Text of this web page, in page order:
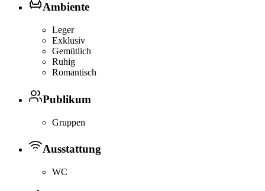
Ambiente
Leger
Exklusiv
Gemütlich
Ruhig
Romantisch
Publikum
Gruppen
Ausstattung
WC